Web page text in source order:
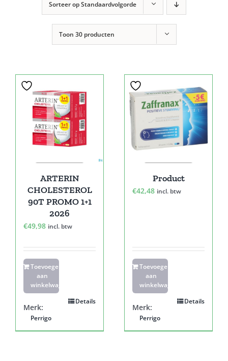
Sorteer opStandaardvolgorde
Toon 30 producten
ARTERIN
CHOLESTEROL
90T PROMO 1+1
2026
€49,98 incl. btw
Toevoegen
aan
winkelwagen
Details
Merk:
Perrigo
Product
€42,48 incl. btw
Toevoegen
aan
winkelwagen
Details
Merk:
Perrigo